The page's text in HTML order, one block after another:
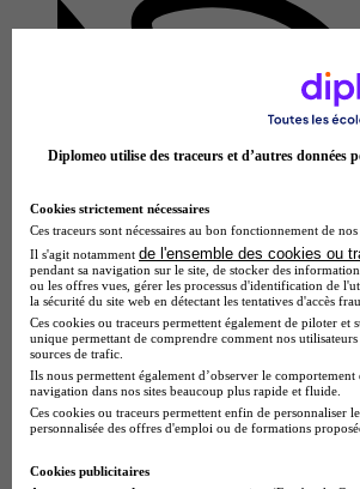
CAP - Production et service en
collective, cafétéria)
Brive-la-Gaillarde 19100
Le CAP Production et Service en
Lycée polyvalent Simone Veil forme
qualifiés capables d'intervenir dans les
restauration ra…
Diplomeo utilise des traceurs et d’autres données
Cookies strictement nécessaires
Ces traceurs sont nécessaires au bon fonctionnement de nos
Il s'agit notamment de l'ensemble des cookies ou
pendant sa navigation sur le site, de stocker des
ou les offres vues, gérer les processus d'identification de
la sécurité du site web en détectant les tentatives d'accès
Ces cookies ou traceurs permettent également de piloter
unique permettant de comprendre comment nos
sources de trafic.
Ils nous permettent également d’observer le
navigation dans nos sites beaucoup plus rapide et fluide.
Ces cookies ou traceurs permettent enfin de personnaliser
personnalisée des offres d'emploi ou de formations
Cookies publicitaires